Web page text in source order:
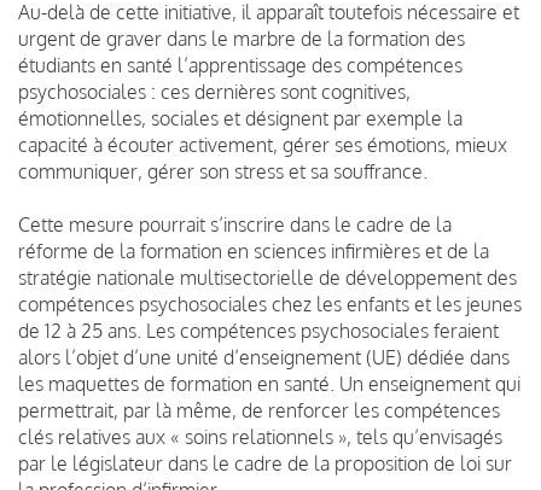
Au-delà de cette initiative, il apparaît toutefois nécessaire et
urgent de graver dans le marbre de la formation des
étudiants en santé l’apprentissage des compétences
psychosociales : ces dernières sont cognitives,
émotionnelles, sociales et désignent par exemple la
capacité à écouter activement, gérer ses émotions, mieux
communiquer, gérer son stress et sa souffrance.
Cette mesure pourrait s’inscrire dans le cadre de la
réforme de la formation en sciences infirmières et de la
stratégie nationale multisectorielle de développement des
compétences psychosociales chez les enfants et les jeunes
de 12 à 25 ans. Les compétences psychosociales feraient
alors l’objet d’une unité d’enseignement (UE) dédiée dans
les maquettes de formation en santé. Un enseignement qui
permettrait, par là même, de renforcer les compétences
clés relatives aux « soins relationnels », tels qu’envisagés
par le législateur dans le cadre de la proposition de loi sur